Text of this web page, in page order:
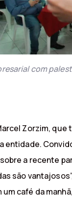
com
Zorzim,
entidade.
a recente
são
um café da